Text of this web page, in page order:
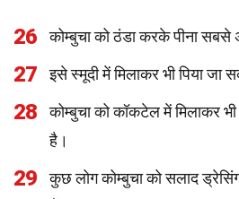
26 कोम्बुचा को ठंडा करके पीना सबसे
27 इसे स्मूदी में मिलाकर भी पिया जा
28
कोम्बुचा को कॉकटेल में मिलाकर
है।
29
कुछ लोग कोम्बुचा को सलाद